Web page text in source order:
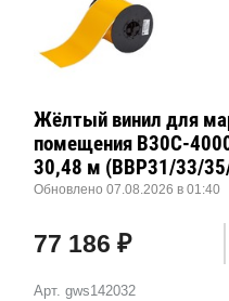
Арт. gws142032
Жёлтый винил для
помещения B30C-
30,48 м (BBP31/33/
Обновлено 07.08.2026 в 01:40
77 186 ₽